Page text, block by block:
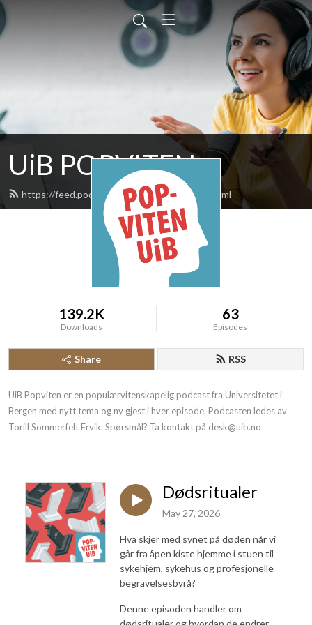
UiB POPVITEN
https://feed.podbean.com/uibpopviten/feed.xml
139.2K
Downloads
63
Episodes
Share RSS
UiB Popviten er en populærvitenskapelig podcast fra Universitetet i
Bergen med nytt tema og ny gjest i hver episode. Podcasten ledes av
Torill Sommerfelt Ervik. Spørsmål? Ta kontakt på desk@uib.no
Dødsritualer
May 27, 2026
Hva skjer med synet på døden når vi
går fra åpen kiste hjemme i stuen til
sykehjem, sykehus og profesjonelle
begravelsesbyrå?
Denne episoden handler om